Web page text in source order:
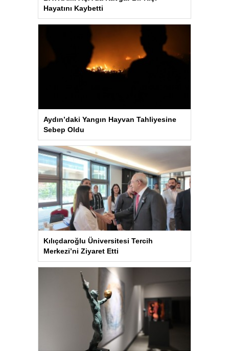
Hayatını Kaybetti
Aydın’daki Yangın Hayvan Tahliyesine
Sebep Oldu
Kılıçdaroğlu Üniversitesi Tercih
Merkezi’ni Ziyaret Etti